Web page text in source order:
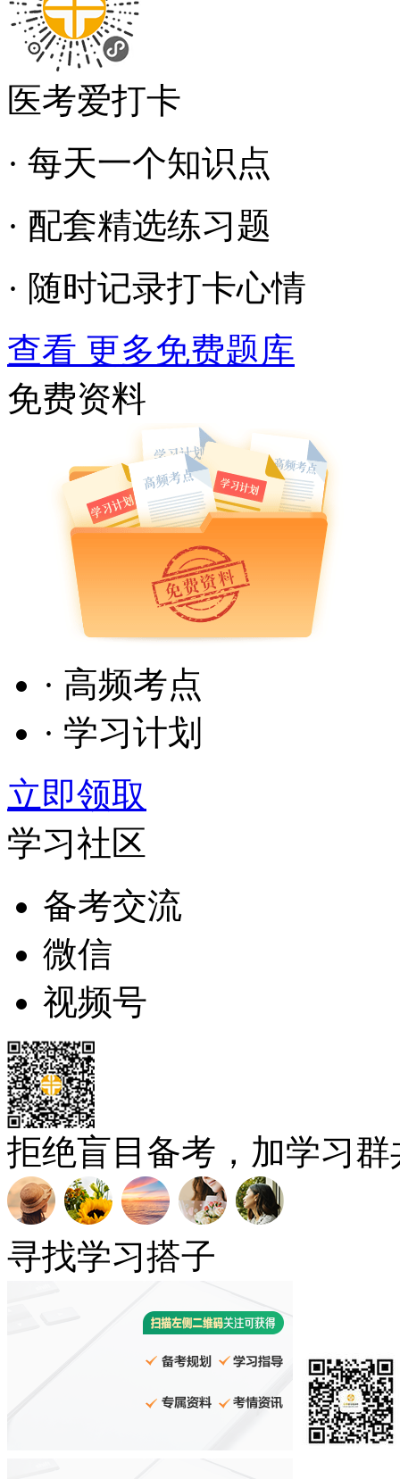
医考爱打卡
· 每天一个知识点
· 配套精选练习题
· 随时记录打卡心情
查看 更多免费题库
免费资料
· 高频考点
· 学习计划
立即领取
学习社区
备考交流
微信
视频号
拒绝盲目备考，加学习
寻找学习搭子